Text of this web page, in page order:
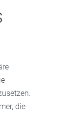
die